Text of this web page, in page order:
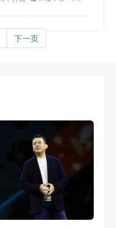
正式与新势力决战
下一页